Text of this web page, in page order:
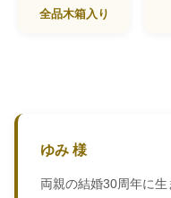
全品木箱入り
ゆみ 様
両親の結婚30周年に